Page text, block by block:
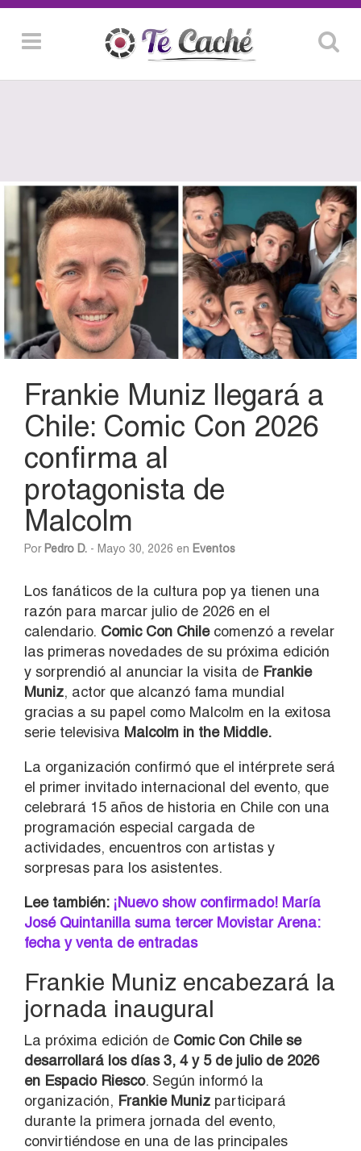
Frankie Muniz llegará a
Chile: Comic Con 2026
confirma al
protagonista de
Malcolm
Por Pedro D. - Mayo 30, 2026 en Eventos
Los fanáticos de la cultura pop ya tienen una
razón para marcar julio de 2026 en el
calendario. Comic Con Chilecomenzó a revelar
las primeras novedades de su próxima edición
y sorprendió al anunciar la visita de Frankie
Muniz, actor que alcanzó fama mundial
gracias a su papel como Malcolm en la exitosa
serie televisiva Malcolm in the Middle.
La organización confirmó que el intérprete será
el primer invitado internacional del evento, que
celebrará 15 años de historia en Chile con una
programación especial cargada de
actividades, encuentros con artistas y
sorpresas para los asistentes.
Lee también:¡Nuevo show confirmado! María
José Quintanilla suma tercer Movistar Arena:
fecha y venta de entradas
Frankie Muniz encabezará la
jornada inaugural
La próxima edición de Comic Con Chile se
desarrollará los días 3, 4 y 5 de julio de 2026
en Espacio Riesco. Según informó la
organización, Frankie Muniz participará
durante la primera jornada del evento,
convirtiéndose en una de las principales